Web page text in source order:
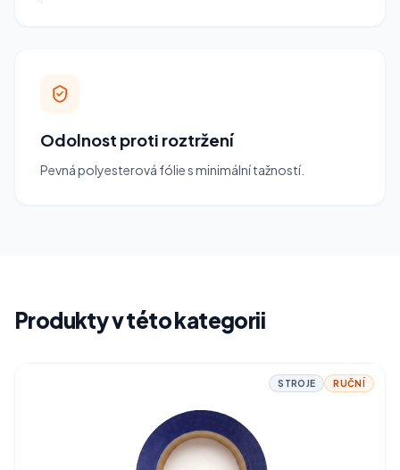
Odolnost proti roztržení
Pevná polyesterová fólie s minimální tažností.
Produkty v této kategorii
STROJE RUČNÍ